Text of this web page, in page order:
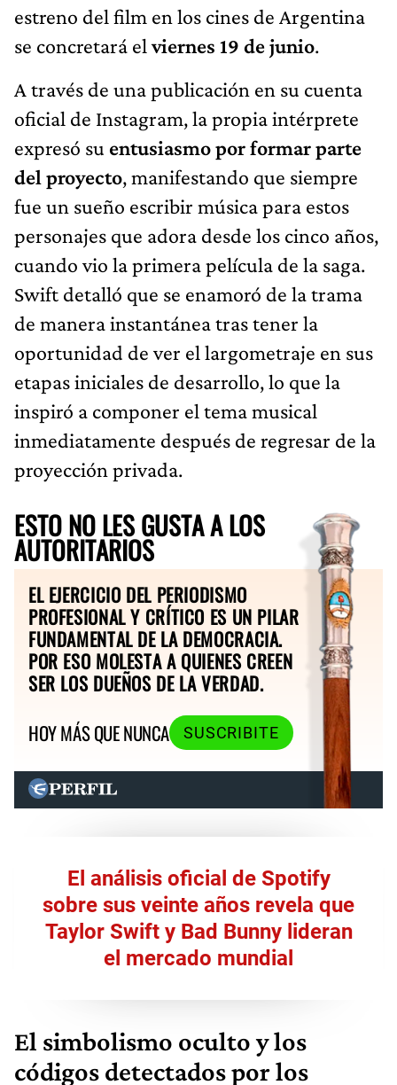
estreno del film en los cines de Argentina
se concretará elviernes 19 de junio.
A través de una publicación en su cuenta
oficial de Instagram, la propia intérprete
expresó su entusiasmo por formar parte
del proyecto, manifestando que siempre
fue un sueño escribir música para estos
personajes que adora desde los cinco años,
cuando vio la primera película de la saga.
Swift detalló que se enamoró de la trama
de manera instantánea tras tener la
oportunidad de ver el largometraje en sus
etapas iniciales de desarrollo, lo que la
inspiró a componer el tema musical
inmediatamente después de regresar de la
proyección privada.
ESTO NO LES GUSTA A LOS
AUTORITARIOS
EL EJERCICIO DEL PERIODISMO
PROFESIONAL Y CRÍTICO ES UN PILAR
FUNDAMENTAL DE LA DEMOCRACIA.
POR ESO MOLESTA A QUIENES CREEN
SER LOS DUEÑOS DE LA VERDAD.
HOY MÁS QUE NUNCA
SUSCRIBITE
El análisis oficial de Spotify
sobre sus veinte años revela que
Taylor Swift y Bad Bunny lideran
el mercado mundial
El simbolismo oculto y los
códigos detectados por los